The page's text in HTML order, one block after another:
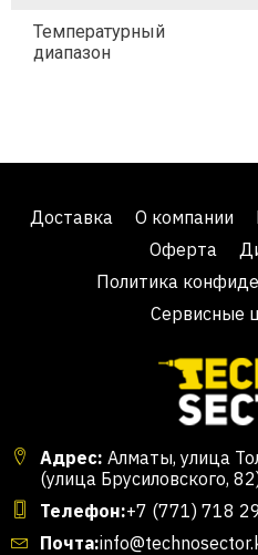
Температурный
диапазон
Доставка О компании
Оферта
Политика
Сервисные
Адрес: Алматы, улица
(улица Брусиловского,
Телефон:+7 (771) 718
Почта: